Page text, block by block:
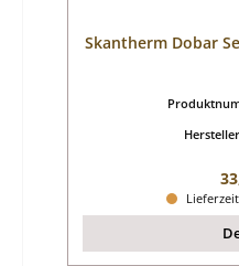
Skantherm Dobar